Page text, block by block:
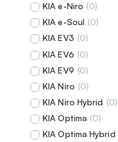
KIA e-Niro (0)
KIA e-Soul (0)
KIA EV3 (0)
KIA EV6 (0)
KIA EV9 (0)
KIA Niro (0)
KIA Niro Hybrid (0)
KIA Optima (0)
KIA Optima Hybrid